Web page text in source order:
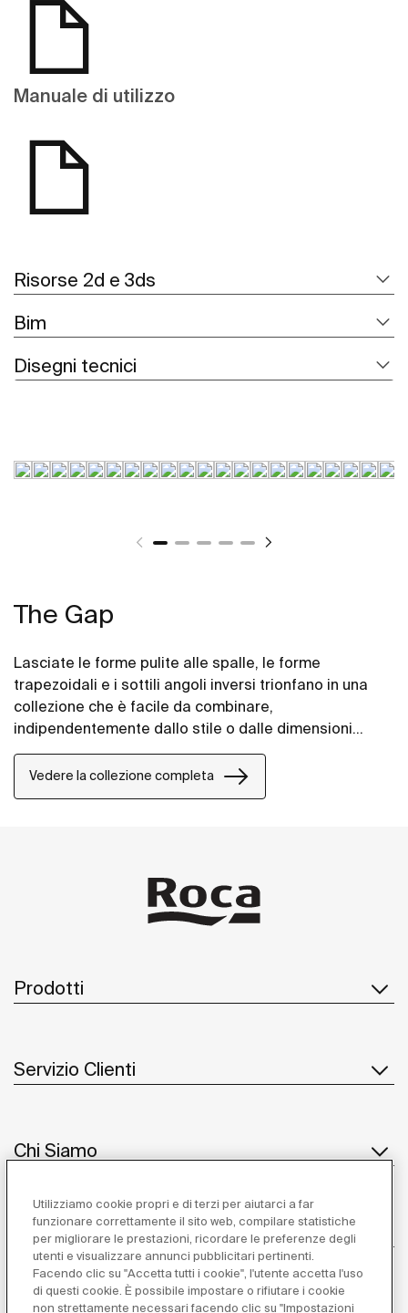
Manuale di utilizzo
Risorse 2d e 3ds
Bim
Disegni tecnici
The Gap
Lasciate le forme pulite alle spalle, le forme
trapezoidali e i sottili angoli inversi trionfano in una
collezione che è facile da combinare,
indipendentemente dallo stile o dalle dimensioni
Vedere la collezione completa
Prodotti
Servizio Clienti
Chi Siamo
Ispirazione
Seguiteci
Utilizziamo cookie propri e di terzi per aiutarci a far
funzionare correttamente il sito web, compilare statistiche
per migliorare le prestazioni, ricordare le preferenze degli
utenti e visualizzare annunci pubblicitari pertinenti.
Facendo clic su "Accetta tutti i cookie", l'utente accetta l'uso
di questi cookie. È possibile impostare o rifiutare i cookie
non strettamente necessari facendo clic su "Impostazioni